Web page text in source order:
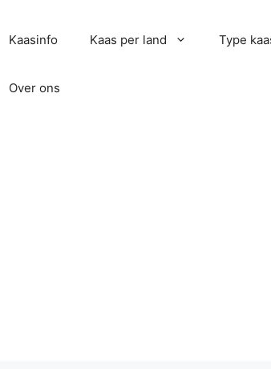
Kaasinfo Kaas per land Type
Over ons